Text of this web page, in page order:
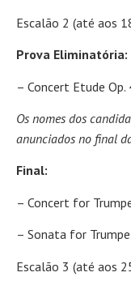
Escalão 2 (até aos
Prova Eliminatória:
– Concert Etude
Os nomes dos
anunciados no final
Final:
– Concert for
– Sonata for
Escalão 3 (até aos